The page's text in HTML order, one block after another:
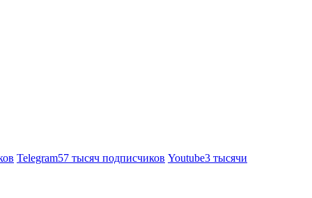
Telegram57 тысяч подписчиков Youtube3 тысячи